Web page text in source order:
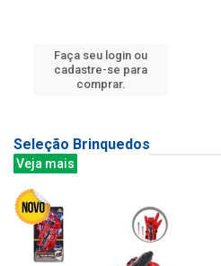
Faça seu login ou
cadastre-se para
comprar.
Seleção Brinquedos
Veja mais